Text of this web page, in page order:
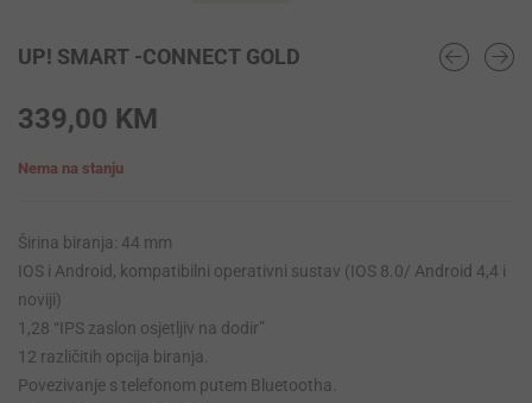
UP! SMART -CONNECT GOLD
339,00 KM
Nema na stanju
Širina biranja: 44 mm
IOS i Android, kompatibilni operativni sustav (IOS 8.0/ Android 4,4 i
noviji)
1,28 “IPS zaslon osjetljiv na dodir”
12 različitih opcija biranja.
Povezivanje s telefonom putem Bluetootha.